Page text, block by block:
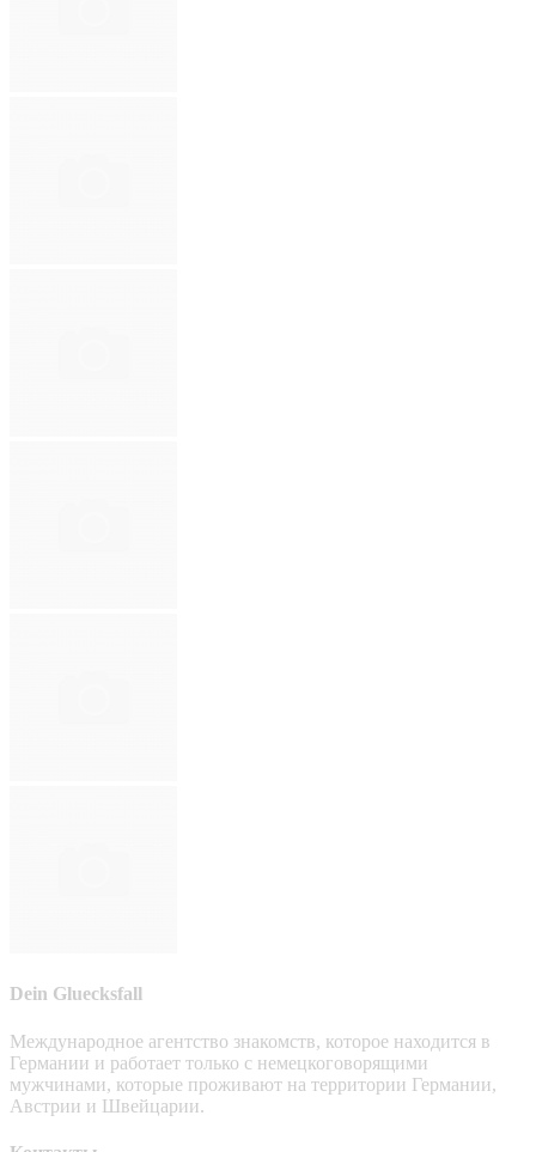
Dein Gluecksfall
Международное агентство знакомств, которое находится в
Германии и работает только с немецкоговорящими
мужчинами, которые проживают на территории Германии,
Австрии и Швейцарии.